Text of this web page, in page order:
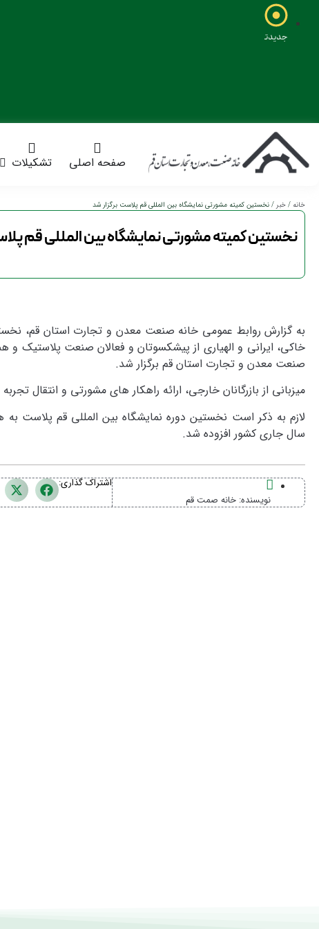
جدیدترین
صفحه اصلی تشکیلات
خانه / خبر / نخستین کمیته مشورتی نمایشگاه بین المللی قم پلاست برگزار شد
نخستین کمیته مشورتی نمایشگاه بین المللی قم
به گزارش روابط عمومی خانه صنعت معدن و تجارت استان قم،
خاکی، ایرانی و الهیاری از پیشکسوتان و فعالان صنعت پلاستیک و
صنعت معدن و تجارت استان قم برگزار شد.
میزبانی از بازرگانان خارجی، ارائه راهکار های مشورتی و انتقال
لازم به ذکر است نخستین دوره نمایشگاه بین المللی قم‌ پلاست
سال جاری کشور افزوده شد.
نویسنده: خانه صمت قم
اشتراک گذاری: